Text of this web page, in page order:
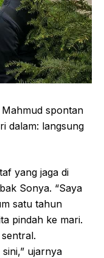
spontan
dalam: langsung
yang jaga di
Sonya. “Saya
satu tahun
pindah ke mari.
ujarnya